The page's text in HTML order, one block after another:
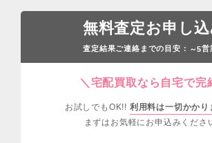
無料査定お申し
査定結果ご連絡までの目安： ～5営
＼宅配買取なら自宅で完
お試しでもOK!! 利用料は一切かかり
まずはお気軽にお申込みくださ